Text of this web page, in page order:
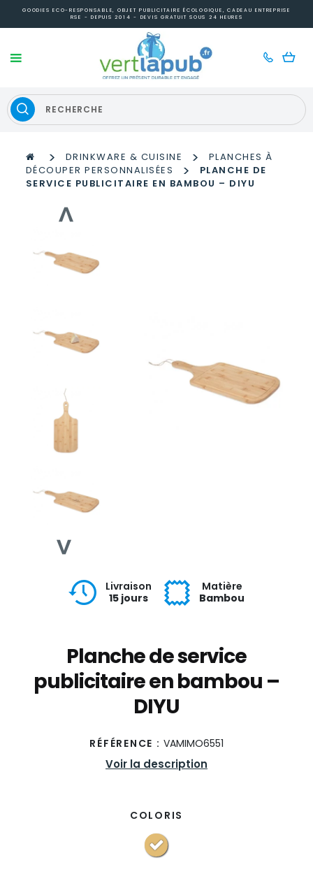
GOODIES ECO-RESPONSABLE, OBJET PUBLICITAIRE ÉCOLOGIQUE, CADEAU ENTREPRISE
RSE - DEPUIS 2014 - DEVIS GRATUIT SOUS 24 HEURES
> DRINKWARE & CUISINE >
PLANCHES À
DÉCOUPER PERSONNALISÉES
>
PLANCHE DE
SERVICE PUBLICITAIRE EN BAMBOU – DIYU
Livraison
15 jours
Matière
Bambou
Planche de service
publicitaire en bambou –
DIYU
RÉFÉRENCE : VAMIMO6551
Voir la description
COLORIS